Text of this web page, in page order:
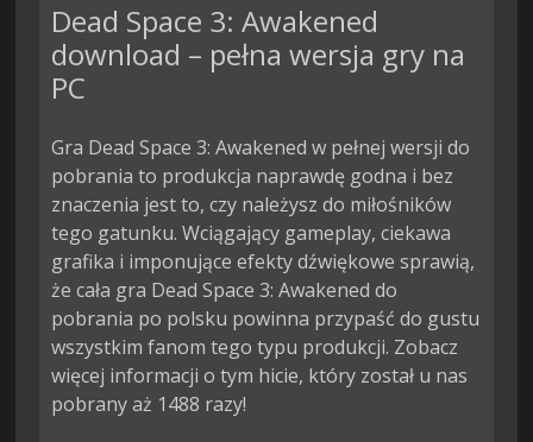
Dead Space 3: Awakened
download – pełna wersja gry na
PC
Gra Dead Space 3: Awakened w pełnej wersji do
pobrania to produkcja naprawdę godna i bez
znaczenia jest to, czy należysz do miłośników
tego gatunku. Wciągający gameplay, ciekawa
grafika i imponujące efekty dźwiękowe sprawią,
że cała gra Dead Space 3: Awakened do
pobrania po polsku powinna przypaść do gustu
wszystkim fanom tego typu produkcji. Zobacz
więcej informacji o tym hicie, który został u nas
pobrany aż 1488 razy!